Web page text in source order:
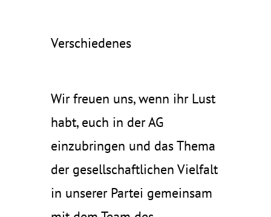
Verschiedenes
Wir freuen uns, wenn ihr Lust
habt, euch in der AG
einzubringen und das Thema
der gesellschaftlichen Vielfalt
in unserer Partei gemeinsam